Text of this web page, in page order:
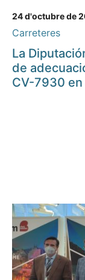
24 d'octubre de
Carreteres
La
de
CV-7930